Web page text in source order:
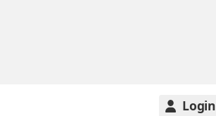
Login